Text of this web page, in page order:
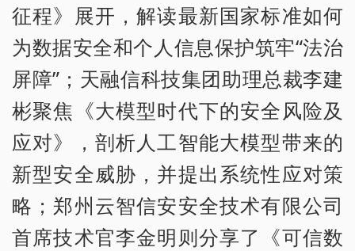
征程》展开，解读最新国家标准如何
为数据安全和个人信息保护筑牢“法治
屏障”；天融信科技集团助理总裁李建
彬聚焦《大模型时代下的安全风险及
应对》，剖析人工智能大模型带来的
新型安全威胁，并提出系统性应对策
略；郑州云智信安安全技术有限公司
首席技术官李金明则分享了《可信数